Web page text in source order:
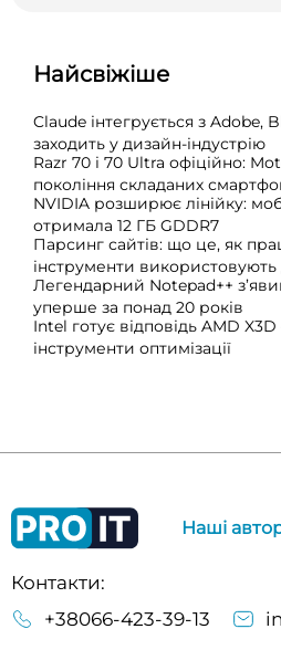
Найсвіжіше
Claude інтегрується з Adobe,
заходить у дизайн-індустрію
Razr 70 і 70 Ultra офіційно:
покоління складаних
NVIDIA розширює лінійку:
отримала 12 ГБ GDDR7
Парсинг сайтів: що це, як
інструменти
Легендарний Notepad++
уперше за понад 20 років
Intel готує відповідь AMD
інструменти оптимізації
Контакти:
+38066-423-39-13
Наші